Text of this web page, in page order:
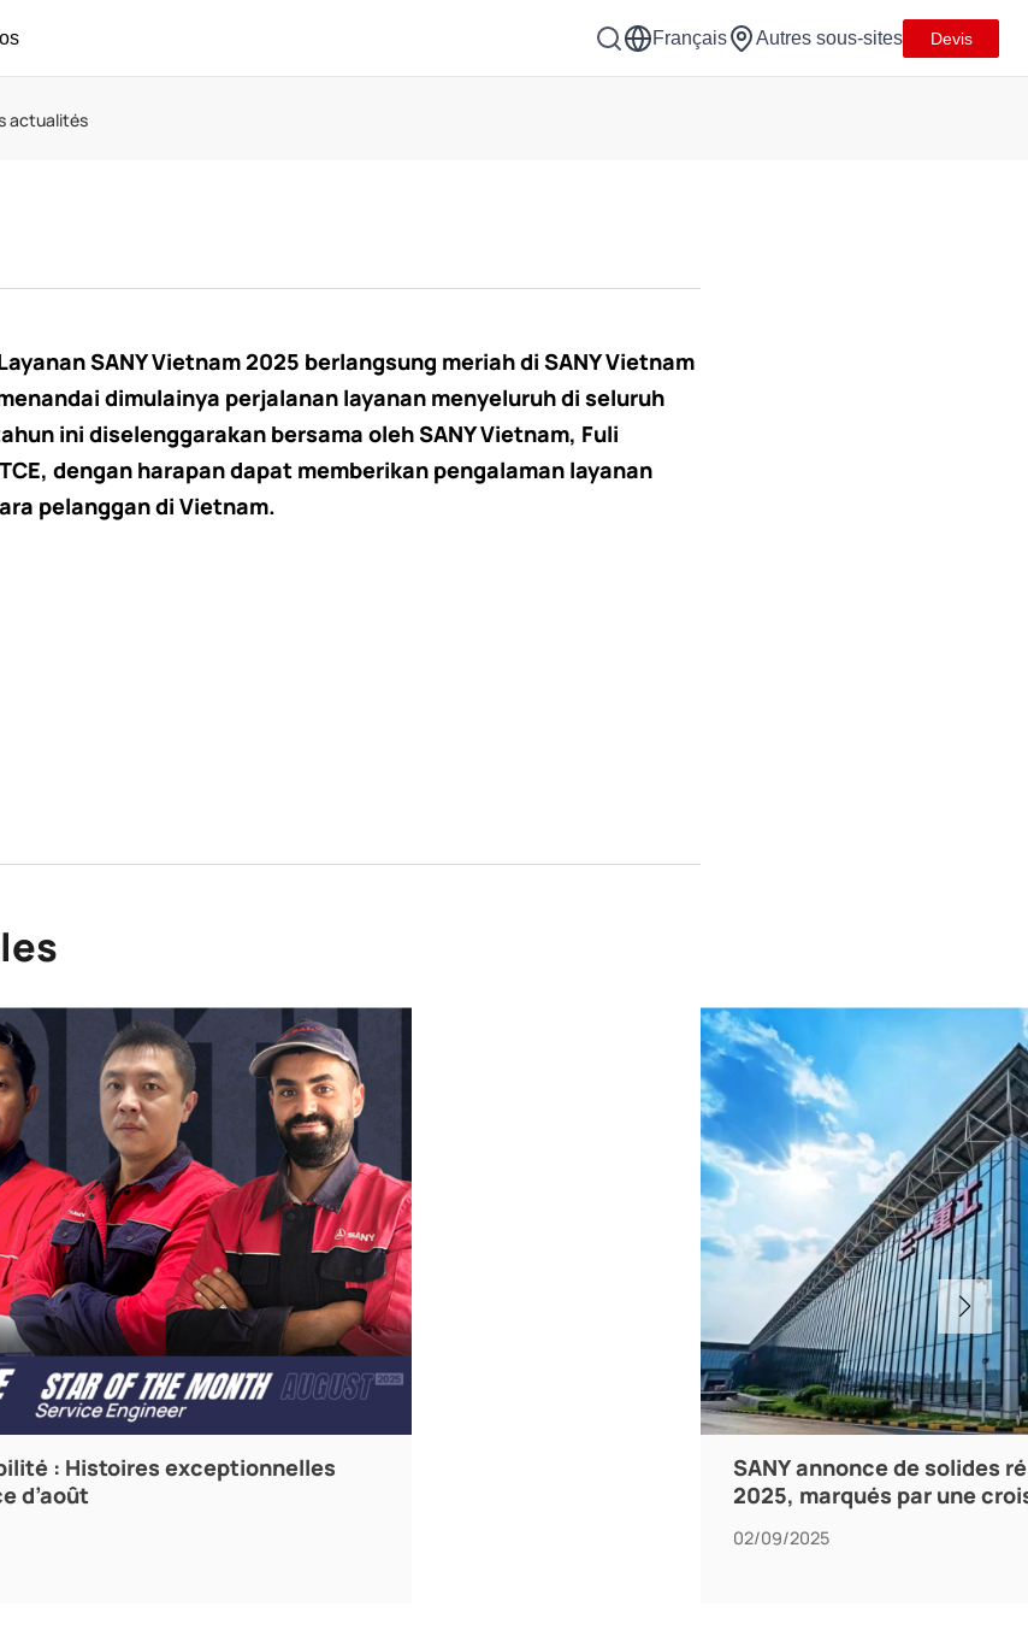
Français Autres sous-sites Devis
actualités
SANY Vietnam 2025 berlangsung meriah di SANY Vietnam
dimulainya perjalanan layanan menyeluruh di seluruh
ini diselenggarakan bersama oleh SANY Vietnam, Fuli
dengan harapan dapat memberikan pengalaman layanan
pelanggan di Vietnam.
: Histoires exceptionnelles
d’août
SANY annonce de solides
2025, marqués par une
02/09/2025